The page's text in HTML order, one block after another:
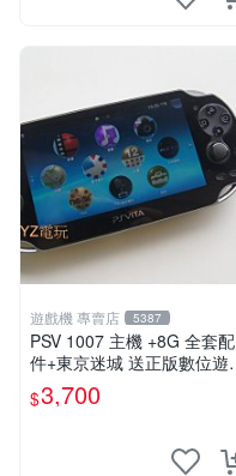
遊戲機 專賣店 5387
PSV 1007 主機 +8G 全套配
件+東京迷城 送正版數位遊戲
$3,700